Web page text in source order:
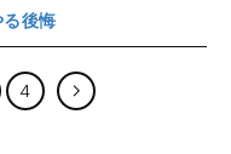
る後悔
4